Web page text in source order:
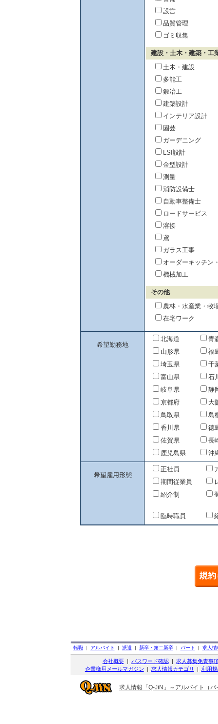
設営
品質管理
ゴミ収集
建設・土木・建築・工
土木・建設
多能工
鍛冶工
建築設計
インテリア設計
園芸
ガーデニング
LSI設計
金型設計
測量
消防設備士
自動車整備士
ロードサービス
溶接
鳶
ガラス工事
オーダーキッチン
機械加工
その他
農林・水産業・牧
在宅ワーク
希望勤務地
北海道
青
山形県
福
埼玉県
千
富山県
石
岐阜県
静
京都府
大
鳥取県
島
香川県
徳
佐賀県
長
鹿児島県
沖
希望雇用形態
正社員
期間従業員
紹介制
臨時職員
転職| アルバイト | 派遣 | 新卒・第二新卒| パート | 求人情
会社概要| パスワード確認| 求人募集免責事
企業様用メールマガジン | 求人情報カテゴリ | 利用
求人情報「Q-JiN」～アルバイト（